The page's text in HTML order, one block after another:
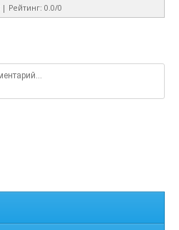
| Рейтинг: 0.0/0